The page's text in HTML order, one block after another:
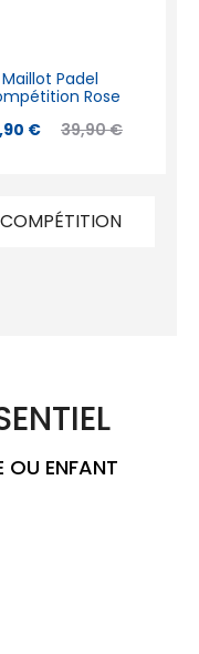
Maillot Padel
Rose
39,90€
€
OU ENFANT